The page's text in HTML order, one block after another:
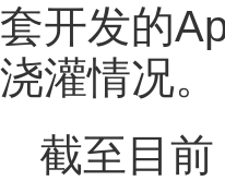
套开发的
浇灌情况。
截至目